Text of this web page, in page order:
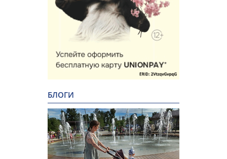
БЛОГИ